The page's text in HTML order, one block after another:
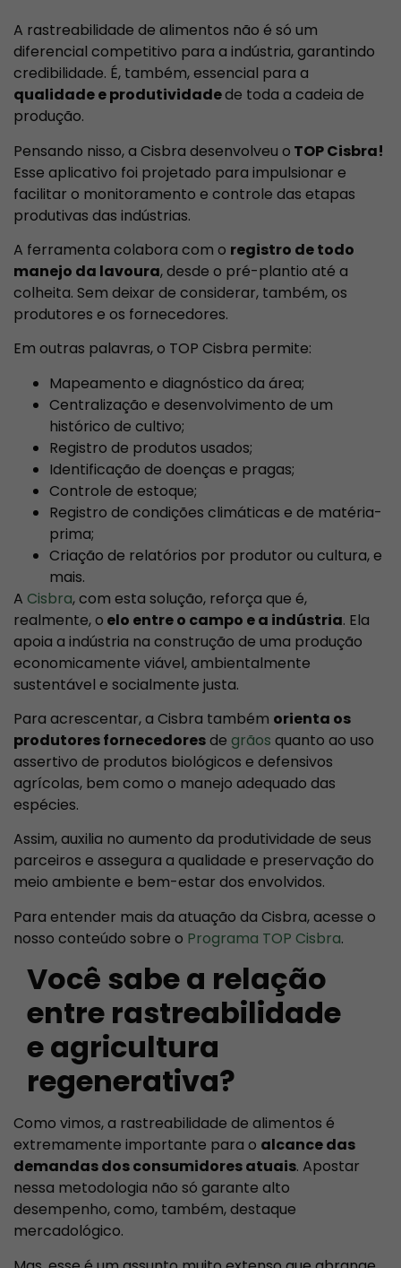
A rastreabilidade de alimentos não é só um
diferencial competitivo para a indústria, garantindo
credibilidade. É, também, essencial para a
qualidade e produtividadede toda a cadeia de
produção.
Pensando nisso, a Cisbra desenvolveu o TOP Cisbra!
Esse aplicativo foi projetado para impulsionar e
facilitar o monitoramento e controle das etapas
produtivas das indústrias.
A ferramenta colabora com o registro de todo
manejo da lavoura, desde o pré-plantio até a
colheita. Sem deixar de considerar, também, os
produtores e os fornecedores.
Em outras palavras, o TOP Cisbra permite:
Mapeamento e diagnóstico da área;
Centralização e desenvolvimento de um
histórico de cultivo;
Registro de produtos usados;
Identificação de doenças e pragas;
Controle de estoque;
Registro de condições climáticas e de matéria-
prima;
Criação de relatórios por produtor ou cultura, e
mais.
A Cisbra, com esta solução, reforça que é,
realmente, o elo entre o campo e a indústria. Ela
apoia a indústria na construção de uma produção
economicamente viável, ambientalmente
sustentável e socialmente justa.
Para acrescentar, a Cisbra também orienta os
produtores fornecedoresde grãos quanto ao uso
assertivo de produtos biológicos e defensivos
agrícolas, bem como o manejo adequado das
espécies.
Assim, auxilia no aumento da produtividade de seus
parceiros e assegura a qualidade e preservação do
meio ambiente e bem-estar dos envolvidos.
Para entender mais da atuação da Cisbra, acesse o
nosso conteúdo sobre o Programa TOP Cisbra.
Você sabe a relação
entre rastreabilidade
e agricultura
regenerativa?
Como vimos, a rastreabilidade de alimentos é
extremamente importante para o alcance das
demandas dos consumidores atuais. Apostar
nessa metodologia não só garante alto
desempenho, como, também, destaque
mercadológico.